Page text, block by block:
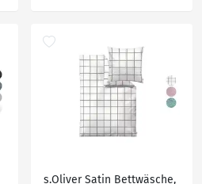
s.Oliver Satin Bettwäsche,